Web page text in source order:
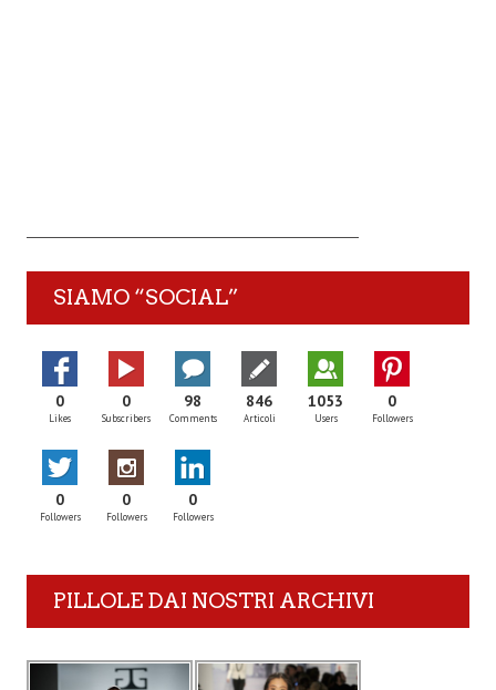
SIAMO “SOCIAL”
0
Likes
0
Subscribers
98
Comments
846
Articoli
1053
Users
0
Followers
0
Followers
0
Followers
0
Followers
PILLOLE DAI NOSTRI ARCHIVI